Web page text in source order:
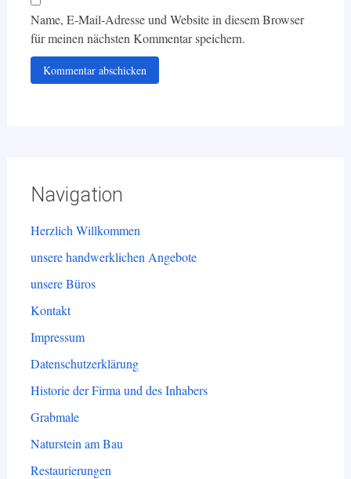
Name, E-Mail-Adresse und Website in diesem Browser
für meinen nächsten Kommentar speichern.
Navigation
Herzlich Willkommen
unsere handwerklichen Angebote
unsere Büros
Kontakt
Impressum
Datenschutzerklärung
Historie der Firma und des Inhabers
Grabmale
Naturstein am Bau
Restaurierungen